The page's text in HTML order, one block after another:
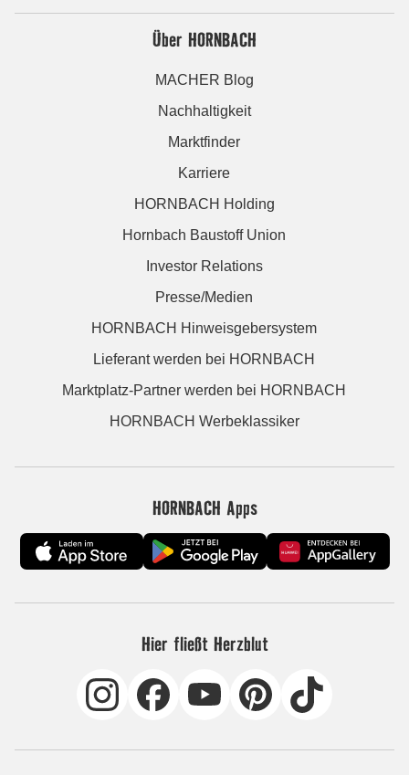
Über HORNBACH
MACHER Blog
Nachhaltigkeit
Marktfinder
Karriere
HORNBACH Holding
Hornbach Baustoff Union
Investor Relations
Presse/Medien
HORNBACH Hinweisgebersystem
Lieferant werden bei HORNBACH
Marktplatz-Partner werden bei HORNBACH
HORNBACH Werbeklassiker
HORNBACH Apps
Hier fließt Herzblut